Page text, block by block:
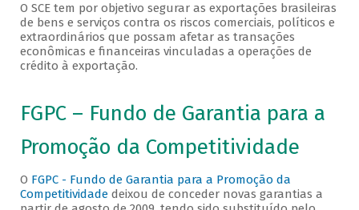
O SCE tem por objetivo segurar as exportações brasileiras
de bens e serviços contra os riscos comerciais, políticos e
extraordinários que possam afetar as transações
econômicas e financeiras vinculadas a operações de
crédito à exportação.
FGPC – Fundo de Garantia para a
Promoção da Competitividade
O FGPC - Fundo de Garantia para a Promoção da
Competitividadedeixou de conceder novas garantias a